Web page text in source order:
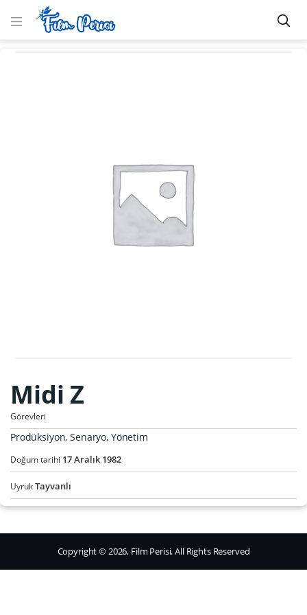
Midi Z
Görevleri
Prodüksiyon, Senaryo, Yönetim
Doğum tarihi 17Aralık 1982
UyrukTayvanlı
Copyright © 2026, Film Perisi. All Rights Reserved